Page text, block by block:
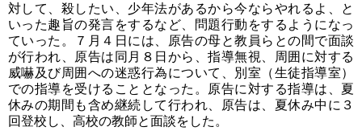
対して、殺したい、少年法があるから今ならやれるよ、と
いった趣旨の発言をするなど、問題行動をするようになっ
ていった。７月４日には、原告の母と教員らとの間で面談
が行われ、原告は同月８日から、指導無視、周囲に対する
威嚇及び周囲への迷惑行為について、別室（生徒指導室）
での指導を受けることとなった。原告に対する指導は、夏
休みの期間も含め継続して行われ、原告は、夏休み中に３
回登校し、高校の教師と面談をした。